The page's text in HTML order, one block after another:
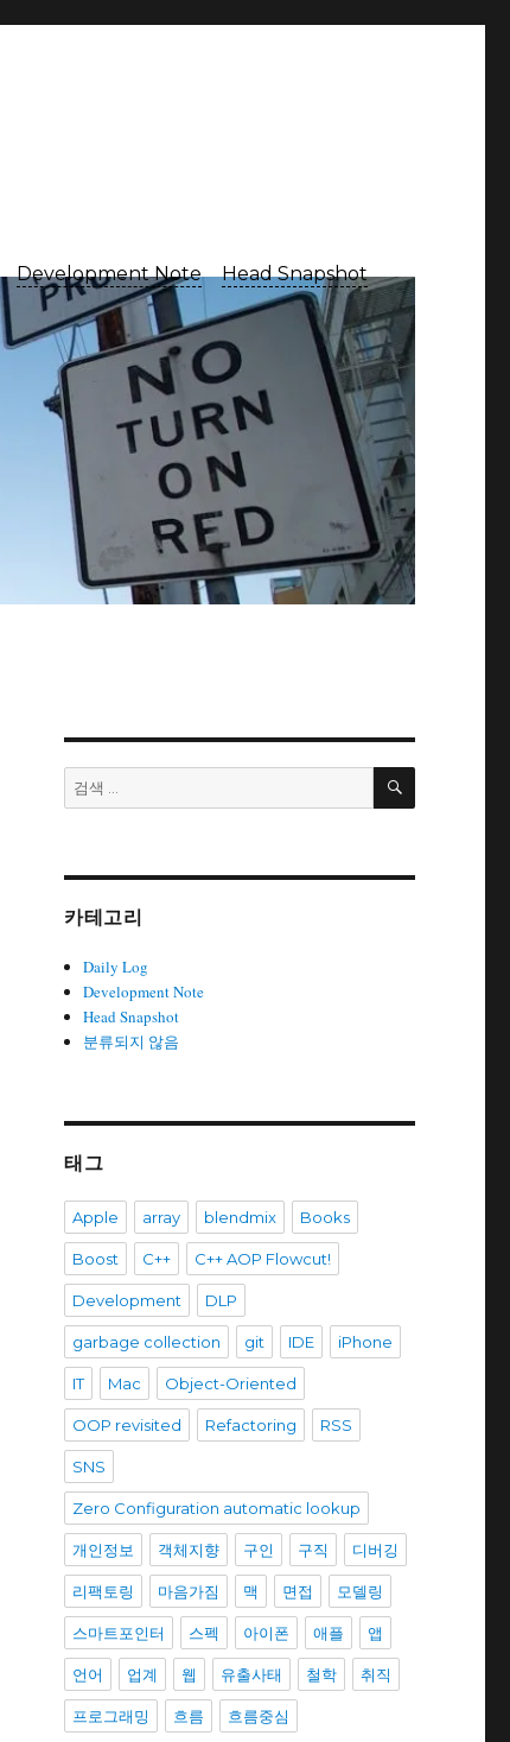
Development Note Head Snapshot
검
색:
검
카테고리
Daily Log
Development Note
Head Snapshot
분류되지 않음
태그
Apple array blendmix Books
Boost C++ C++ AOP Flowcut!
Development DLP
garbage collection git IDE iPhone
IT Mac Object-Oriented
OOP revisited Refactoring RSS
SNS
Zero Configuration automatic lookup
개인정보 객체지향 구인 구직 디버깅
리팩토링 마음가짐 맥 면접 모델링
스마트포인터 스펙 아이폰 애플 앱
언어 업계 웹 유출사태 철학 취직
프로그래밍 흐름 흐름중심